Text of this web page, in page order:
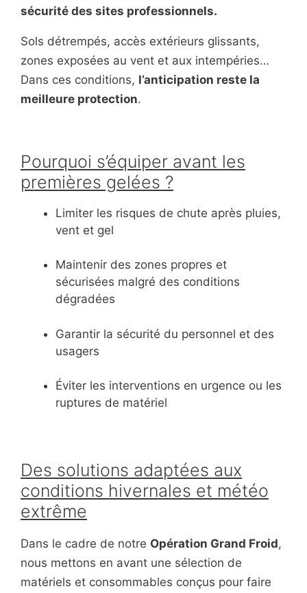
sécurité des sites professionnels.
Sols détrempés, accès extérieurs glissants,
zones exposées au vent et aux intempéries…
Dans ces conditions, l’anticipation reste la
meilleure protection.
Pourquoi s’équiper avant les
premières gelées ?
Limiter les risques de chute après pluies,
vent et gel
Maintenir des zones propres et
sécurisées malgré des conditions
dégradées
Garantir la sécurité du personnel et des
usagers
Éviter les interventions en urgence ou les
ruptures de matériel
Des solutions adaptées aux
conditions hivernales et météo
extrême
Dans le cadre de notre Opération Grand Froid,
nous mettons en avant une sélection de
matériels et consommables conçus pour faire